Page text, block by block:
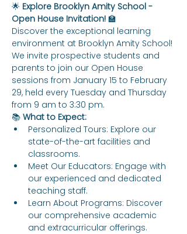
🌟 Explore Brooklyn Amity School -
Open House Invitation! 🏫
Discover the exceptional learning
environment at Brooklyn Amity School!
We invite prospective students and
parents to join our Open House
sessions from January 15 to February
29, held every Tuesday and Thursday
from 9 am to 3:30 pm.
📚 What to Expect:
Personalized Tours: Explore our
state-of-the-art facilities and
classrooms.
Meet Our Educators: Engage with
our experienced and dedicated
teaching staff.
Learn About Programs: Discover
our comprehensive academic
and extracurricular offerings.